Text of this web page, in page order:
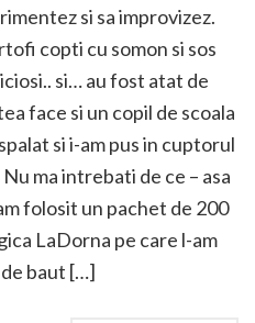
si sa improvizez.
copti cu somon si sos
si… au fost atat de
face si un copil de scoala
si i-am pus in cuptorul
ma intrebati de ce – asa
folosit un pachet de 200
LaDorna pe care l-am
baut […]